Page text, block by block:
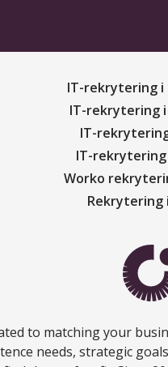
IT-rekrytering i
IT-rekrytering
IT-
IT-rekrytering
Worko
Rekrytering
to matching your
needs, strategic